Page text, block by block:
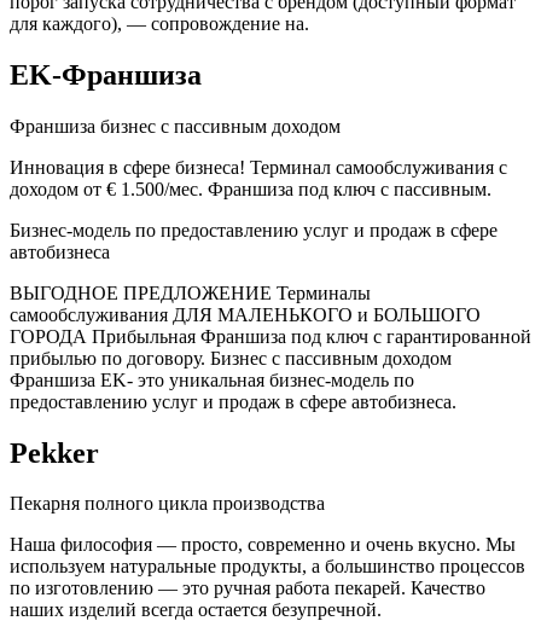
для каждого), — сопровождение на.
EK-Франшиза
Франшиза бизнес с пассивным доходом
Инновация в сфере бизнеса! Терминал самообслуживания с
доходом от € 1.500/мес. Франшиза под ключ с пассивным.
Бизнес-модель по предоставлению услуг и продаж в сфере
автобизнеса
ВЫГОДНОЕ ПРЕДЛОЖЕНИЕ Терминалы
самообслуживания ДЛЯ МАЛЕНЬКОГО и БОЛЬШОГО
ГОРОДА Прибыльная Франшиза под ключ с гарантированной
прибылью по договору. Бизнес с пассивным доходом
Франшиза EK- это уникальная бизнес-модель по
предоставлению услуг и продаж в сфере автобизнеса.
Pekker
Пекарня полного цикла производства
Наша философия — просто, современно и очень вкусно. Мы
используем натуральные продукты, а большинство процессов
по изготовлению — это ручная работа пекарей. Качество
наших изделий всегда остается безупречной.